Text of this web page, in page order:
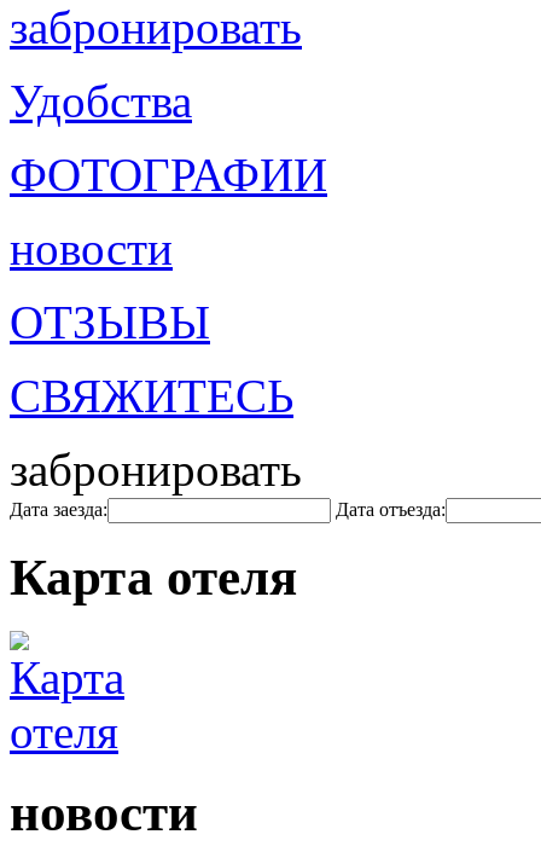
забронировать
Удобства
ФОТОГРАФИИ
новости
ОТЗЫВЫ
СВЯЖИТЕСЬ
забронировать
Дата заезда: Дата отъезда:
Карта отеля
новости